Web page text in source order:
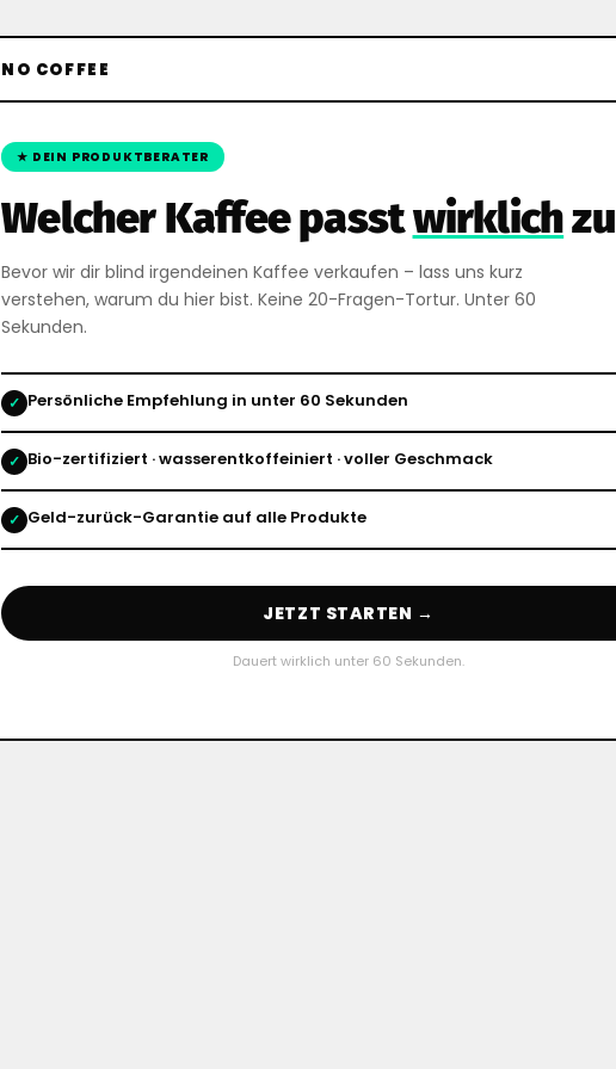
NO COFFEE
★ DEIN PRODUKTBERATER
Welcher Kaffee passtwirklich
Bevor wir dir blind irgendeinen Kaffee verkaufen – lass uns kurz
verstehen, warum du hier bist. Keine 20-Fragen-Tortur. Unter 60
Sekunden.
✓ Persönliche Empfehlung in unter 60 Sekunden
✓ Bio-zertifiziert · wasserentkoffeiniert · voller Geschmack
✓ Geld-zurück-Garantie auf alle Produkte
JETZT STARTEN →
Dauert wirklich unter 60 Sekunden.